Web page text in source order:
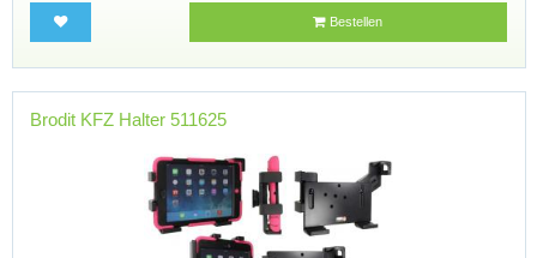
Bestellen
Brodit KFZ Halter 511625